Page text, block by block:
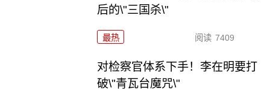
后的\"三国杀\"
最热 阅读 7409
对检察官体系下手！李在明要打
破\"青瓦台魔咒\"